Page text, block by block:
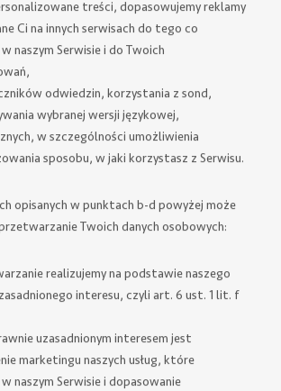
treści, dopasowujemy reklamy
Ci na innych serwisach do tego co
naszym Serwisie i do Twoich
odwiedzin, korzystania z sond,
wybranej wersji językowej,
w szczególności umożliwienia
sposobu, w jaki korzystasz z Serwisu.
opisanych w punktach b-d powyżej może
Twoich danych osobowych:
realizujemy na podstawie naszego
interesu, czyli art. 6 ust. 1 lit. f
uzasadnionym interesem jest
marketingu naszych usług, które
w naszym Serwisie i dopasowanie